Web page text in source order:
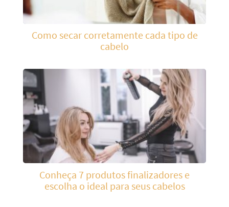
Como secar corretamente cada tipo de
cabelo
Conheça 7 produtos finalizadores e
escolha o ideal para seus cabelos